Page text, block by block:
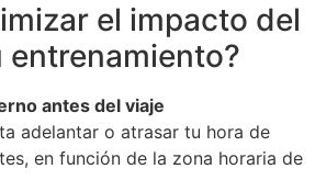
el impacto del
entrenamiento?
antes del viaje
adelantar o atrasar tu hora de
en función de la zona horaria de